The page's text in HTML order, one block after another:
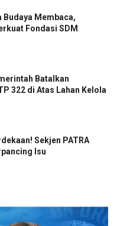
Budaya Membaca,
Fondasi SDM
Batalkan
322 di Atas Lahan Kelola
Sekjen PATRA
Isu